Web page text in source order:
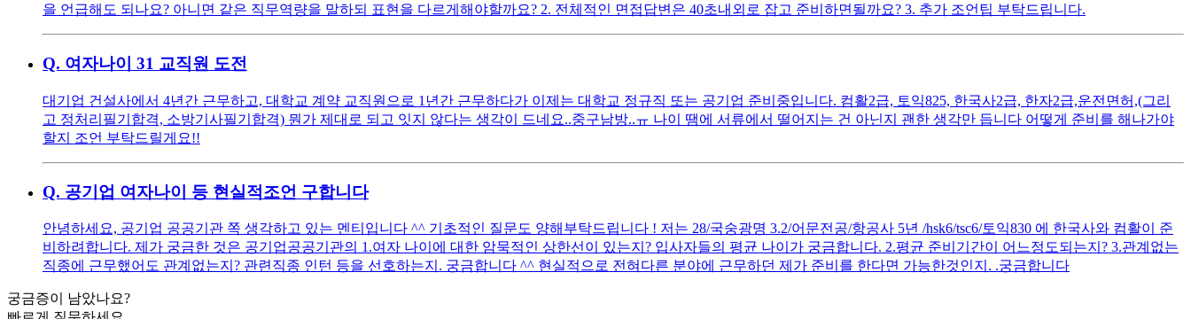
을 언급해도 되나요? 아니면 같은 직무역량을 말하되 표현을 다르게해야할까요? 2. 전체적인 면접답변은 40초내외로 잡고 준비하면될까요? 3. 추가 조언팁 부탁드립니다.
Q. 여자나이 31 교직원 도전
대기업 건설사에서 4년간 근무하고, 대학교 계약 교직원으로 1년간 근무하다가 이제는 대학교 정규직 또는 공기업 준비중입니다. 컴활2급, 토익825, 한국사2급, 한자2급,운전면허,(그리
고 정처리필기합격, 소방기사필기합격) 뭔가 제대로 되고 잇지 않다는 생각이 드네요..중구남방..ㅠ 나이 땜에 서류에서 떨어지는 건 아닌지 괜한 생각만 듭니다 어떻게 준비를 해나가야
할지 조언 부탁드릴게요!!
Q. 공기업 여자나이 등 현실적조언 구합니다
안녕하세요, 공기업 공공기관 쪽 생각하고 있는 멘티입니다 ^^ 기초적인 질문도 양해부탁드립니다 ! 저는 28/국숭광명 3.2/어문전공/항공사 5년 /hsk6/tsc6/토익830 에 한국사와 컴활이 준
비하려합니다. 제가 궁금한 것은 공기업공공기관의 1.여자 나이에 대한 암묵적인 상한선이 있는지? 입사자들의 평균 나이가 궁금합니다. 2.평균 준비기간이 어느정도되는지? 3.관계없는
직종에 근무했어도 관계없는지? 관련직종 인턴 등을 선호하는지. 궁금합니다 ^^ 현실적으로 전혀다른 분야에 근무하던 제가 준비를 한다면 가능한것인지. .궁금합니다
궁금증이 남았나요?